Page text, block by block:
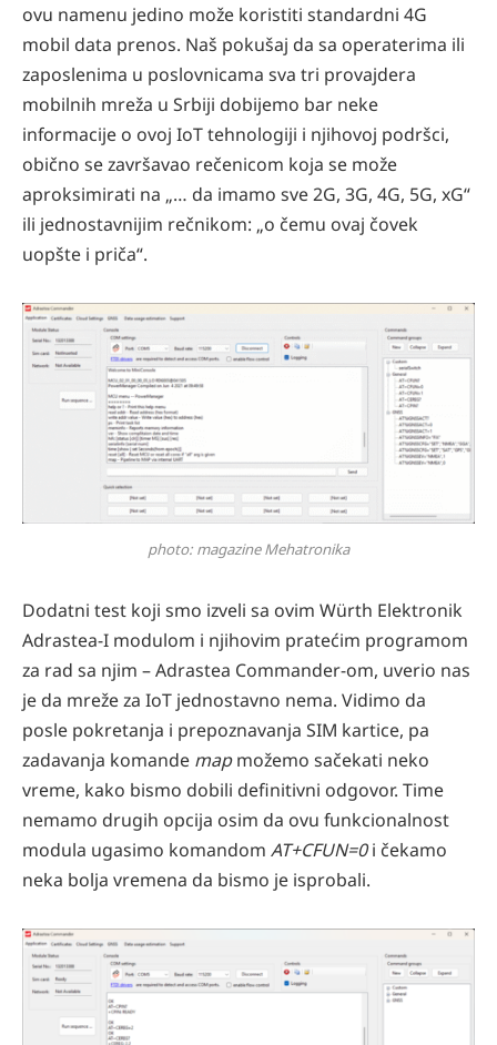
ovu namenu jedino može koristiti standardni 4G
mobil data prenos. Naš pokušaj da sa operaterima ili
zaposlenima u poslovnicama sva tri provajdera
mobilnih mreža u Srbiji dobijemo bar neke
informacije o ovoj IoT tehnologiji i njihovoj podršci,
obično se završavao rečenicom koja se može
aproksimirati na „… da imamo sve 2G, 3G, 4G, 5G, xG“
ili jednostavnijim rečnikom: „o čemu ovaj čovek
uopšte i priča“.
photo: magazine Mehatronika
Dodatni test koji smo izveli sa ovim Würth Elektronik
Adrastea-I modulom i njihovim pratećim programom
za rad sa njim – Adrastea Commander-om, uverio nas
je da mreže za IoT jednostavno nema. Vidimo da
posle pokretanja i prepoznavanja SIM kartice, pa
zadavanja komande mapmožemo sačekati neko
vreme, kako bismo dobili definitivni odgovor. Time
nemamo drugih opcija osim da ovu funkcionalnost
modula ugasimo komandom AT+CFUN=0i čekamo
neka bolja vremena da bismo je isprobali.